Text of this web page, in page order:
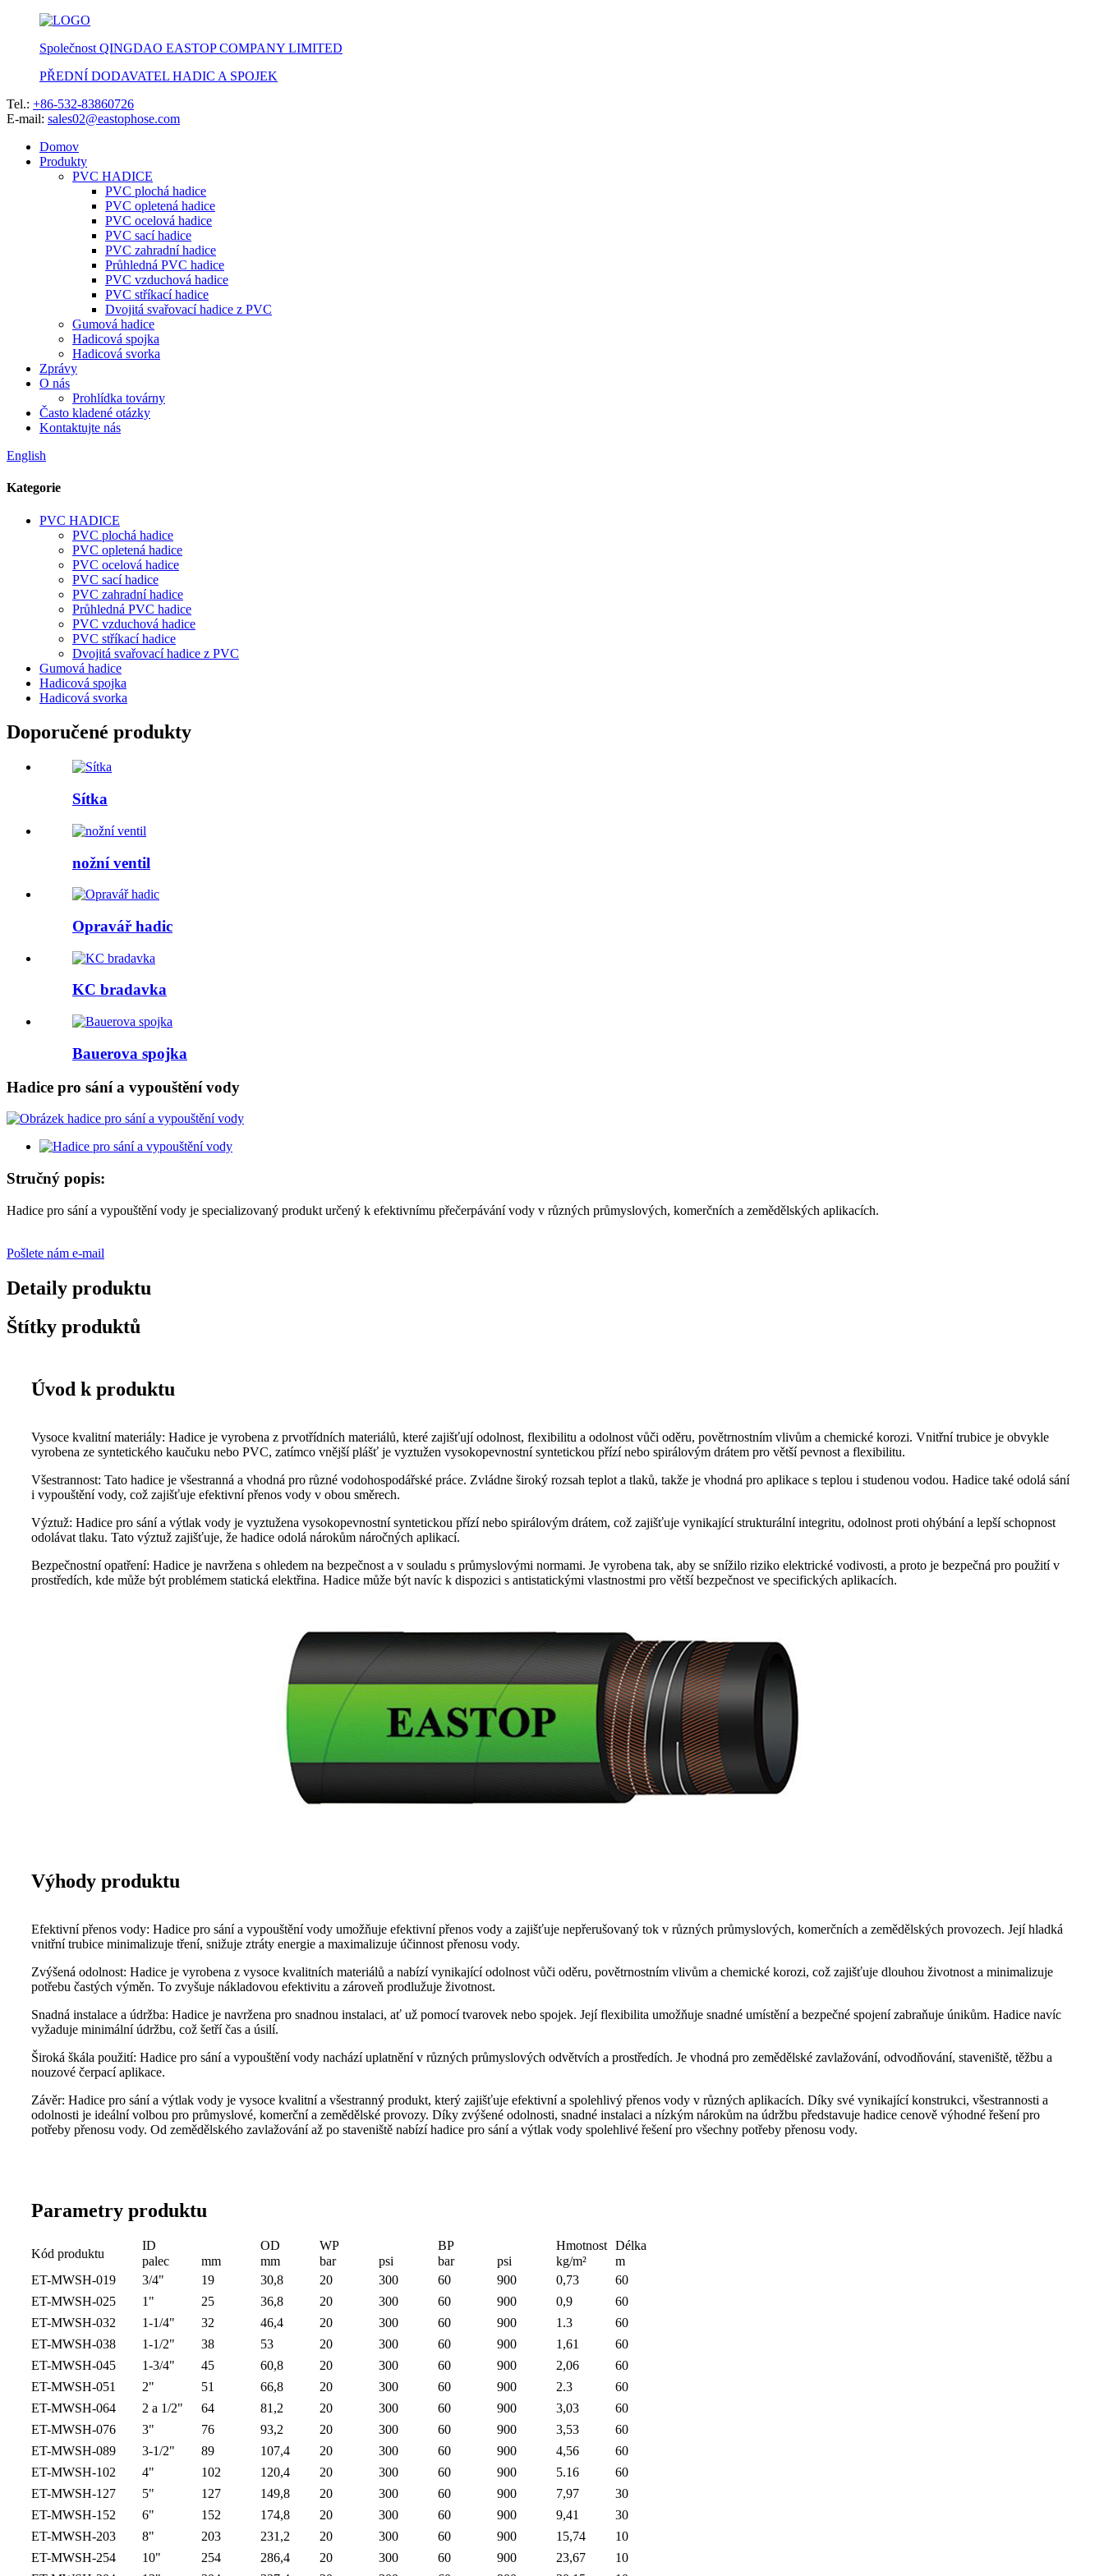
Společnost QINGDAO EASTOP COMPANY LIMITED
PŘEDNÍ DODAVATEL HADIC A SPOJEK
Tel.: +86-532-83860726
E-mail: sales02@eastophose.com
Domov
Produkty
PVC HADICE
PVC plochá hadice
PVC opletená hadice
PVC ocelová hadice
PVC sací hadice
PVC zahradní hadice
Průhledná PVC hadice
PVC vzduchová hadice
PVC stříkací hadice
Dvojitá svařovací hadice z PVC
Gumová hadice
Hadicová spojka
Hadicová svorka
Zprávy
O nás
Prohlídka továrny
Často kladené otázky
Kontaktujte nás
English
Kategorie
PVC HADICE
PVC plochá hadice
PVC opletená hadice
PVC ocelová hadice
PVC sací hadice
PVC zahradní hadice
Průhledná PVC hadice
PVC vzduchová hadice
PVC stříkací hadice
Dvojitá svařovací hadice z PVC
Gumová hadice
Hadicová spojka
Hadicová svorka
Doporučené produkty
Sítka
nožní ventil
Opravář hadic
KC bradavka
Bauerova spojka
Hadice pro sání a vypouštění vody
Stručný popis:
Hadice pro sání a vypouštění vody je specializovaný produkt určený k efektivnímu přečerpávání vody v různých průmyslových, komerčních a zemědělských aplikacích.
Pošlete nám e-mail
Detaily produktu
Štítky produktů
Úvod k produktu
Vysoce kvalitní materiály: Hadice je vyrobena z prvotřídních materiálů, které zajišťují odolnost, flexibilitu a odolnost vůči oděru, povětrnostním vlivům a chemické korozi. Vnitřní trubice je obvykle
vyrobena ze syntetického kaučuku nebo PVC, zatímco vnější plášť je vyztužen vysokopevnostní syntetickou přízí nebo spirálovým drátem pro větší pevnost a flexibilitu.
Všestrannost: Tato hadice je všestranná a vhodná pro různé vodohospodářské práce. Zvládne široký rozsah teplot a tlaků, takže je vhodná pro aplikace s teplou i studenou vodou. Hadice také odolá sání
i vypouštění vody, což zajišťuje efektivní přenos vody v obou směrech.
Výztuž: Hadice pro sání a výtlak vody je vyztužena vysokopevnostní syntetickou přízí nebo spirálovým drátem, což zajišťuje vynikající strukturální integritu, odolnost proti ohýbání a lepší schopnost
odolávat tlaku. Tato výztuž zajišťuje, že hadice odolá nárokům náročných aplikací.
Bezpečnostní opatření: Hadice je navržena s ohledem na bezpečnost a v souladu s průmyslovými normami. Je vyrobena tak, aby se snížilo riziko elektrické vodivosti, a proto je bezpečná pro použití v
prostředích, kde může být problémem statická elektřina. Hadice může být navíc k dispozici s antistatickými vlastnostmi pro větší bezpečnost ve specifických aplikacích.
Výhody produktu
Efektivní přenos vody: Hadice pro sání a vypouštění vody umožňuje efektivní přenos vody a zajišťuje nepřerušovaný tok v různých průmyslových, komerčních a zemědělských provozech. Její hladká
vnitřní trubice minimalizuje tření, snižuje ztráty energie a maximalizuje účinnost přenosu vody.
Zvýšená odolnost: Hadice je vyrobena z vysoce kvalitních materiálů a nabízí vynikající odolnost vůči oděru, povětrnostním vlivům a chemické korozi, což zajišťuje dlouhou životnost a minimalizuje
potřebu častých výměn. To zvyšuje nákladovou efektivitu a zároveň prodlužuje životnost.
Snadná instalace a údržba: Hadice je navržena pro snadnou instalaci, ať už pomocí tvarovek nebo spojek. Její flexibilita umožňuje snadné umístění a bezpečné spojení zabraňuje únikům. Hadice navíc
vyžaduje minimální údržbu, což šetří čas a úsilí.
Široká škála použití: Hadice pro sání a vypouštění vody nachází uplatnění v různých průmyslových odvětvích a prostředích. Je vhodná pro zemědělské zavlažování, odvodňování, staveniště, těžbu a
nouzové čerpací aplikace.
Závěr: Hadice pro sání a výtlak vody je vysoce kvalitní a všestranný produkt, který zajišťuje efektivní a spolehlivý přenos vody v různých aplikacích. Díky své vynikající konstrukci, všestrannosti a
odolnosti je ideální volbou pro průmyslové, komerční a zemědělské provozy. Díky zvýšené odolnosti, snadné instalaci a nízkým nárokům na údržbu představuje hadice cenově výhodné řešení pro
potřeby přenosu vody. Od zemědělského zavlažování až po staveniště nabízí hadice pro sání a výtlak vody spolehlivé řešení pro všechny potřeby přenosu vody.
Parametry produktu
Kód produktu
ID OD WP BP Hmotnost Délka
palec
mm mm bar psi bar psi kg/m²
m
ET-MWSH-019
3/4" 19 30,8 20 300 60 900 0,73
60
ET-MWSH-025
1" 25 36,8 20 300 60 900 0,9
60
ET-MWSH-032
1-1/4" 32 46,4 20 300 60 900 1.3
60
ET-MWSH-038
1-1/2" 38 53 20 300 60 900 1,61
60
ET-MWSH-045
1-3/4" 45 60,8 20 300 60 900 2,06
60
ET-MWSH-051
2" 51 66,8 20 300 60 900 2.3
60
ET-MWSH-064
2 a 1/2" 64 81,2 20 300 60 900 3,03
60
ET-MWSH-076
3" 76 93,2 20 300 60 900 3,53
60
ET-MWSH-089
3-1/2" 89 107,4 20 300 60 900 4,56
60
ET-MWSH-102
4" 102 120,4 20 300 60 900 5.16
60
ET-MWSH-127
5" 127 149,8 20 300 60 900 7,97
30
ET-MWSH-152
6" 152 174,8 20 300 60 900 9,41
30
ET-MWSH-203
8" 203 231,2 20 300 60 900 15,74
10
ET-MWSH-254
10" 254 286,4 20 300 60 900 23,67
10